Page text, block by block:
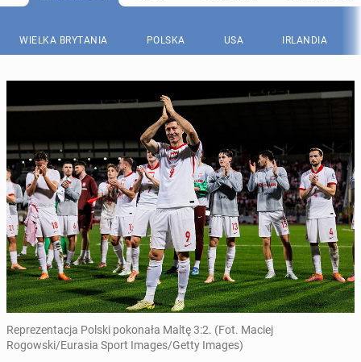
WIELKA BRYTANIA POLSKA USA IRLANDIA
Reprezentacja Polski pokonała Maltę 3:2. (Fot. Maciej
Rogowski/Eurasia Sport Images/Getty Images)